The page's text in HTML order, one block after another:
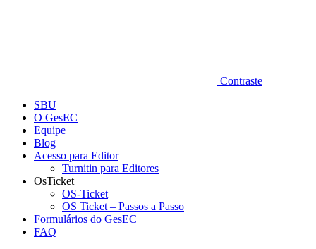
Contraste
SBU
O GesEC
Equipe
Blog
Acesso para Editor
Turnitin para Editores
OsTicket
OS-Ticket
OS Ticket – Passos a Passo
Formulários do GesEC
FAQ